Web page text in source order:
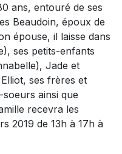
ans, entouré de ses
Beaudoin, époux de
épouse, il laisse dans
ses petits-enfants
Jade et
ses frères et
ainsi que
recevra les
2019 de 13h à 17h à